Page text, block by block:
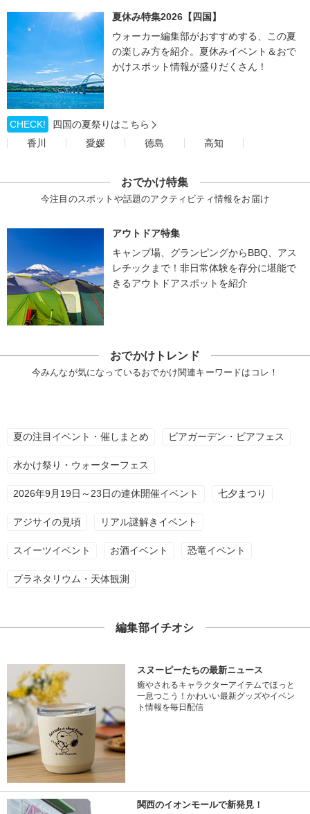
夏休み特集2026【四国】
ウォーカー編集部がおすすめする、この夏
の楽しみ方を紹介。夏休みイベント＆おで
かけスポット情報が盛りだくさん！
CHECK!
四国の夏祭りはこちら
香川
愛媛 徳島 高知
おでかけ特集
今注目のスポットや話題のアクティビティ情報をお届け
アウトドア特集
キャンプ場、グランピングからBBQ、アス
レチックまで！非日常体験を存分に堪能で
きるアウトドアスポットを紹介
おでかけトレンド
今みんなが気になっているおでかけ関連キーワードはコレ！
夏の注目イベント・催しまとめ ビアガーデン・ビアフェス
水かけ祭り・ウォーターフェス
2026年9月19日～23日の連休開催イベント 七夕まつり
アジサイの見頃 リアル謎解きイベント
スイーツイベント お酒イベント 恐竜イベント
プラネタリウム・天体観測
編集部イチオシ
スヌーピーたちの最新ニュース
癒やされるキャラクターアイテムでほっと
一息つこう！かわいい最新グッズやイベン
ト情報を毎日配信
関西のイオンモールで新発見！